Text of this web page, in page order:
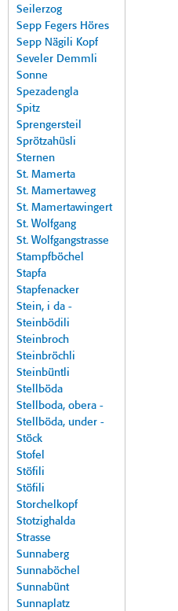
Seilerzog
Sepp Fegers Höres
Sepp Nägili Kopf
Seveler Demmli
Sonne
Spezadengla
Spitz
Sprengersteil
Sprötzahüsli
Sternen
St. Mamerta
St. Mamertaweg
St. Mamertawingert
St. Wolfgang
St. Wolfgangstrasse
Stampfböchel
Stapfa
Stapfenacker
Stein, i da -
Steinbödili
Steinbroch
Steinbröchli
Steinbüntli
Stellböda
Stellboda, obera -
Stellböda, under -
Stöck
Stofel
Stöfili
Stöfili
Storchelkopf
Stotzighalda
Strasse
Sunnaberg
Sunnaböchel
Sunnabünt
Sunnaplatz